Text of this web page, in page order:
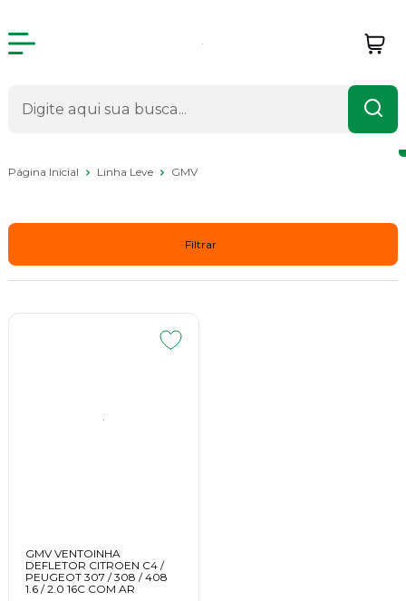
Página Inicial Linha Leve GMV
Filtrar
GMV VENTOINHA
DEFLETOR CITROEN C4 /
PEUGEOT 307 / 308 / 408
1.6 / 2.0 16C COM AR